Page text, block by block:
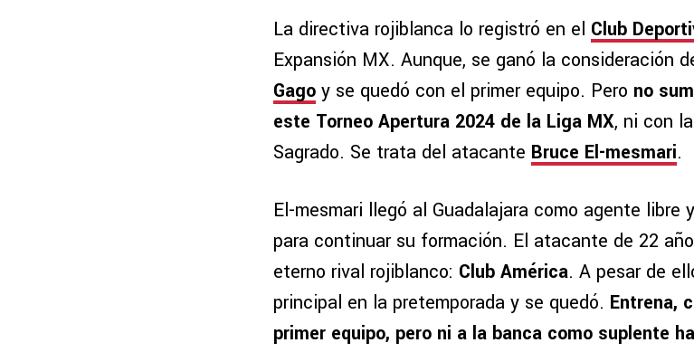
La directiva rojiblanca lo registró en el Club
Expansión MX. Aunque, se ganó la consideración
Gago y se quedó con el primer equipo. Pero no
este Torneo Apertura 2024 de la Liga MX, ni con
Sagrado. Se trata del atacante Bruce El-mesmari.
El-mesmari llegó al Guadalajara como agente
para continuar su formación. El atacante de 22
eterno rival rojiblanco: Club América. A pesar de
principal en la pretemporada y se quedó. Entrena,
primer equipo, pero ni a la banca como suplente